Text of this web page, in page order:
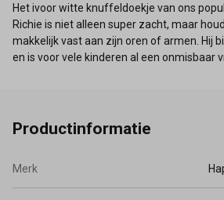
Het ivoor witte knuffeldoekje van ons
Richie is niet alleen super zacht, maar
makkelijk vast aan zijn oren of armen. Hij
en is voor vele kinderen al een onmisbaar
Productinformatie
Merk